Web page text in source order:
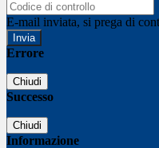
E-mail inviata, si prega di
Errore
Chiudi
Successo
Chiudi
Informazione